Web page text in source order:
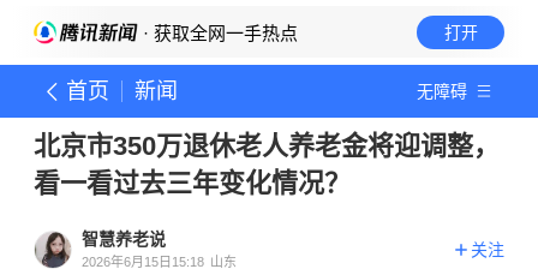
· 获取全网一手热点 打开
首页 新闻 无障碍
北京市350万退休老人养老金将迎调整，
看一看过去三年变化情况？
智慧养老说
2026年6月15日15:18 山东
关注